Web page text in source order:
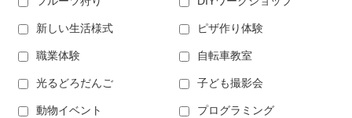
新しい生活様式 ピザ作り体験
職業体験 自転車教室
光るどろだんご 子ども撮影会
動物イベント プログラミング